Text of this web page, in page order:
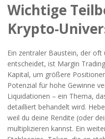
Wichtige
Ein zentraler Baustein, der
entscheidet, ist Margin Trading
Kapital, um größere
Potenzial für hohe Gewinne
Liquidationen – ein Thema,
detailliert behandelt wird.
weil du deine Rendite (oder
multiplizieren kannst. Ein